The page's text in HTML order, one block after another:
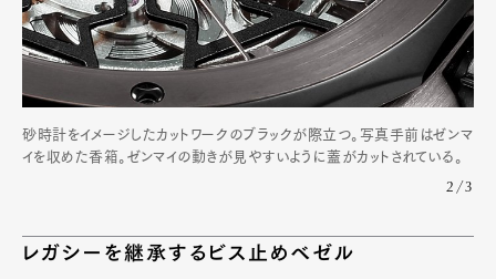
砂時計をイメージしたカットワークのブラックが際立つ。写真手前はゼンマ
イを収めた香箱。ゼンマイの動きが見やすいように蓋がカットされている。
2/3
レガシーを継承するビス止めベゼル